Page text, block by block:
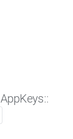
AppKeys::